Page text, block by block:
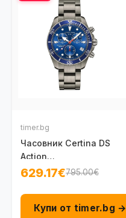
timer.bg
Часовник Certina DS
Action
C048.417.44.041.00
629.17€795.00€
Купи от timer.bg →